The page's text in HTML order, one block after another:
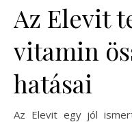
Az Elevit
vitamin
hatásai
Az Elevit egy jól